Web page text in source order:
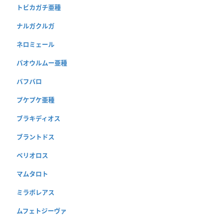
トビカガチ亜種
ナルガクルガ
ネロミェール
パオウルムー亜種
バフバロ
プケプケ亜種
ブラキディオス
ブラントドス
ベリオロス
マムタロト
ミラボレアス
ムフェトジーヴァ